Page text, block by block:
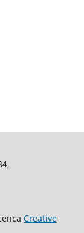
Creative